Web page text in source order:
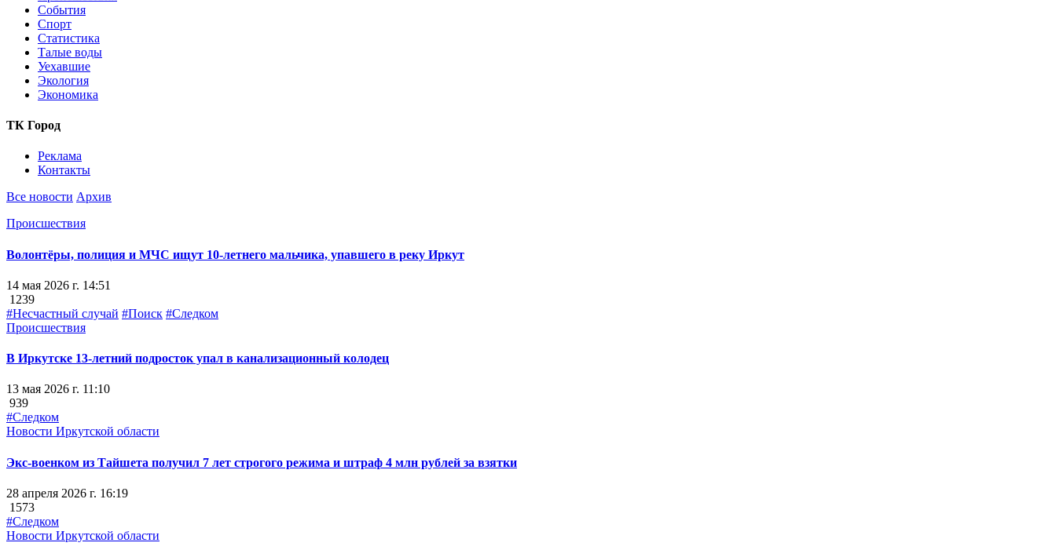
События
Спорт
Статистика
Талые воды
Уехавшие
Экология
Экономика
ТК Город
Реклама
Контакты
Все новости Архив
Происшествия
Волонтёры, полиция и МЧС ищут 10-летнего мальчика, упавшего в реку Иркут
14 мая 2026 г. 14:51
1239
#Несчастный случай #Поиск #Следком
Происшествия
В Иркутске 13-летний подросток упал в канализационный колодец
13 мая 2026 г. 11:10
939
#Следком
Новости Иркутской области
Экс-военком из Тайшета получил 7 лет строгого режима и штраф 4 млн рублей за взятки
28 апреля 2026 г. 16:19
1573
#Следком
Новости Иркутской области